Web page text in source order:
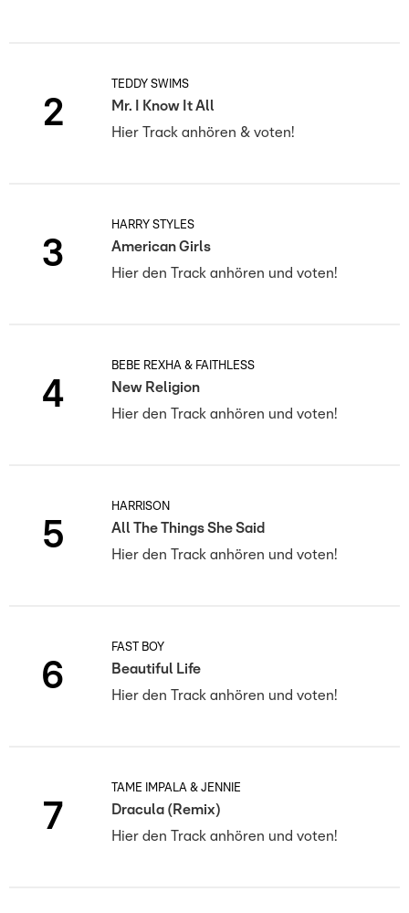
2
TEDDY SWIMS
Mr. I Know It All
Hier Track anhören & voten!
3
HARRY STYLES
American Girls
Hier den Track anhören und voten!
4
BEBE REXHA & FAITHLESS
New Religion
Hier den Track anhören und voten!
5
HARRISON
All The Things She Said
Hier den Track anhören und voten!
6
FAST BOY
Beautiful Life
Hier den Track anhören und voten!
7
TAME IMPALA & JENNIE
Dracula (Remix)
Hier den Track anhören und voten!